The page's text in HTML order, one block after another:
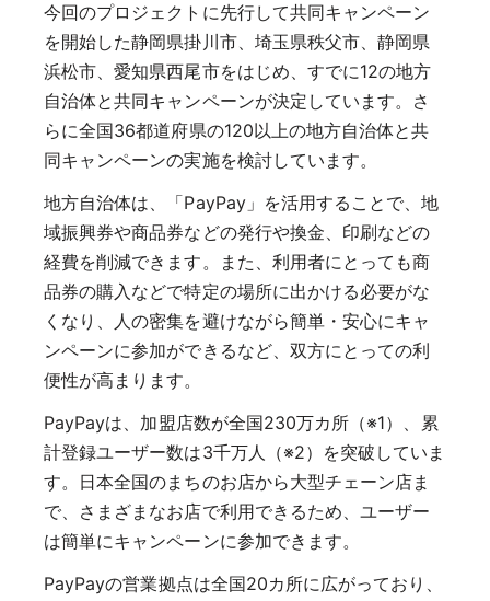
今回のプロジェクトに先行して共同キャンペーン
を開始した静岡県掛川市、埼玉県秩父市、静岡県
浜松市、愛知県西尾市をはじめ、すでに12の地方
自治体と共同キャンペーンが決定しています。さ
らに全国36都道府県の120以上の地方自治体と共
同キャンペーンの実施を検討しています。
地方自治体は、「PayPay」を活用することで、地
域振興券や商品券などの発行や換金、印刷などの
経費を削減できます。また、利用者にとっても商
品券の購入などで特定の場所に出かける必要がな
くなり、人の密集を避けながら簡単・安心にキャ
ンペーンに参加ができるなど、双方にとっての利
便性が高まります。
PayPayは、加盟店数が全国230万カ所（※1）、累
計登録ユーザー数は3千万人（※2）を突破していま
す。日本全国のまちのお店から大型チェーン店ま
で、さまざまなお店で利用できるため、ユーザー
は簡単にキャンペーンに参加できます。
PayPayの営業拠点は全国20カ所に広がっており、